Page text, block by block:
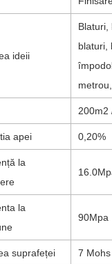
ideii
Blaturi,
blaturi,
200m2
apei 0,20%
la
la
90Mpa
suprafeței 7 Mohs